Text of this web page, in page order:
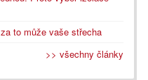
to může vaše střecha
>> všechny články